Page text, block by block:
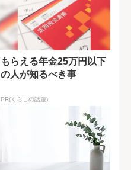
もらえる年金25万円以下
の人が知るべき事
PR(くらしの話題)